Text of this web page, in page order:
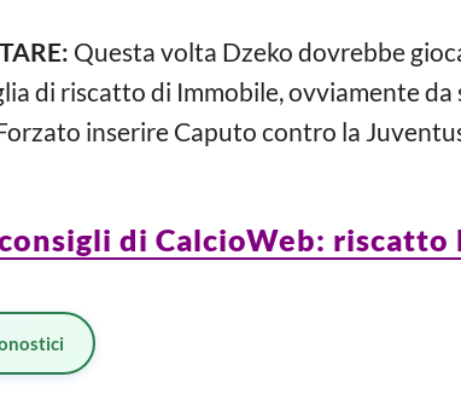
Questa volta Dzeko dovrebbe
di riscatto di Immobile, ovviamente da
inserire Caputo contro la
di CalcioWeb: riscatto